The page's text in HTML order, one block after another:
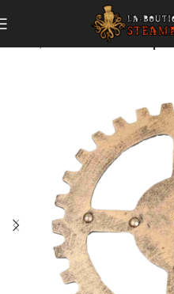
Décoration Steampunk